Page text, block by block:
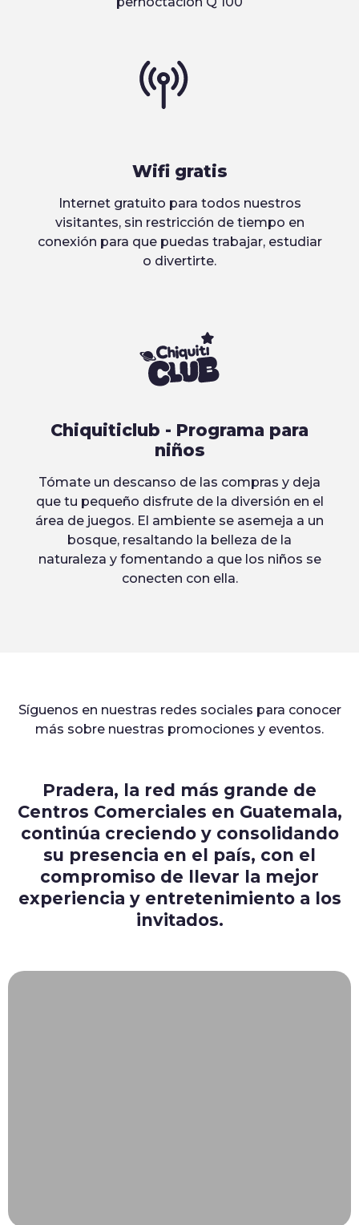
Wifi gratis
Internet gratuito para todos nuestros
visitantes, sin restricción de tiempo en
conexión para que puedas trabajar, estudiar
o divertirte.
Chiquiticlub - Programa para
niños
Tómate un descanso de las compras y deja
que tu pequeño disfrute de la diversión en el
área de juegos. El ambiente se asemeja a un
bosque, resaltando la belleza de la
naturaleza y fomentando a que los niños se
conecten con ella.
Síguenos en nuestras redes sociales para conocer
más sobre nuestras promociones y eventos.
Pradera, la red más grande de
Centros Comerciales en Guatemala,
continúa creciendo y consolidando
su presencia en el país, con el
compromiso de llevar la mejor
experiencia y entretenimiento a los
invitados.